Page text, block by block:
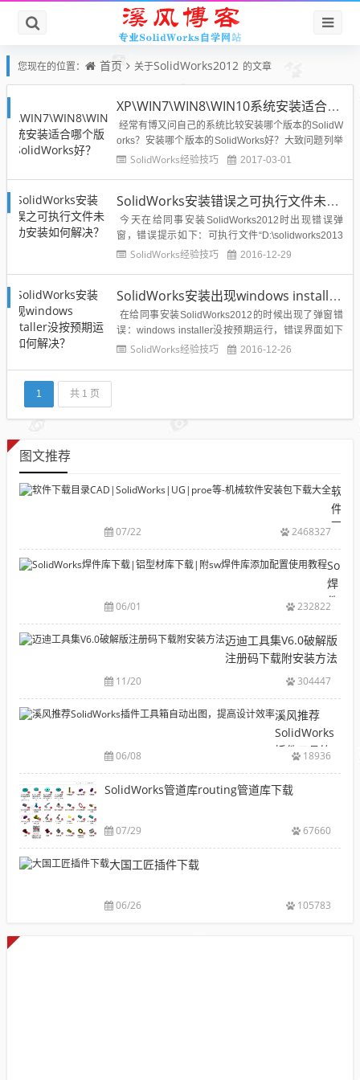
您现在的位置： 首页 关于SolidWorks2012 的文章
XP\WIN7\WIN8\WIN10系统安装适合哪个版本SolidWorks好？
经常有博又问自己的系统比较安装哪个版本的SolidW
orks？安装哪个版本的SolidWorks好？大致问题列举
如下：电脑系统是xp系统，适合安装SolidWorks哪个
版...
SolidWorks经验技巧 2017-03-01
SolidWorks安装错误之可执行文件未成功安装如何解决？
今天在给同事安装SolidWorks2012时出现错误弹
窗，错误提示如下：可执行文件“D:\solidworks2013
\PreReqs\VCRedist\vcredist_x86.exe"/q:a/c:"misexe
SolidWorks经验技巧 2016-12-29
SolidWorks安装出现windows installer没按预期运行如何解决？
在给同事安装SolidWorks2012的时候出现了弹窗错
误：windows installer没按预期运行，错误界面如下
图所示：内部错误“该产品组件的windows installer没
SolidWorks经验技巧 2016-12-26
1 共 1 页
图文推荐
软
件
下
目
录
机
械
软
安
包
载
07/22 2468327
焊
件
下
载|
型
下
载|
附
件
库
配
06/01 232822
迈迪工具集V6.0破解版
注册码下载附安装方法
11/20 304447
溪风推荐
SolidWorks
插件工具箱
提高设计效
06/08 18936
SolidWorks管道库routing管道库下载
07/29 67660
大国工匠插件下载
06/26 105783